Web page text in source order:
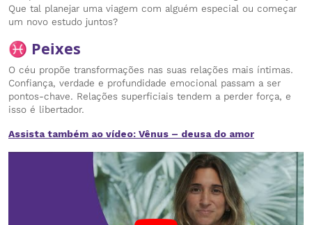
Que tal planejar uma viagem com alguém especial ou começar
um novo estudo juntos?
♓ Peixes
O céu propõe transformações nas suas relações mais íntimas.
Confiança, verdade e profundidade emocional passam a ser
pontos-chave. Relações superficiais tendem a perder força, e
isso é libertador.
Assista também ao vídeo: Vênus – deusa do amor